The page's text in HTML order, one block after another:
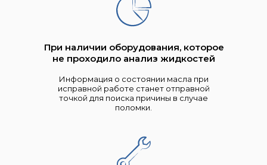
Информация о состоянии масла при
исправной работе станет отправной
точкой для поиска причины в случае
поломки.
При наличии оборудования, которое
не проходило анализ жидкостей